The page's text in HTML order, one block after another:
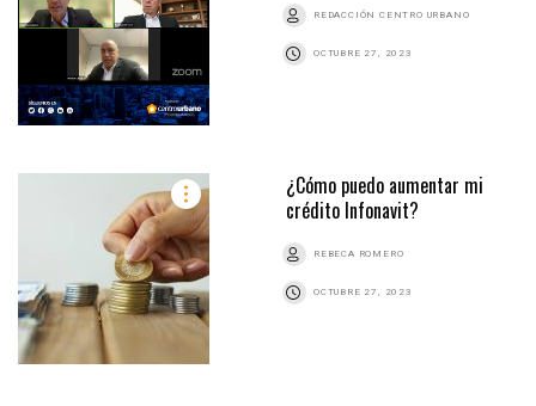
REDACCIÓN CENTRO URBANO
OCTUBRE 27, 2023
¿Cómo puedo aumentar mi
crédito Infonavit?
REBECA ROMERO
OCTUBRE 27, 2023